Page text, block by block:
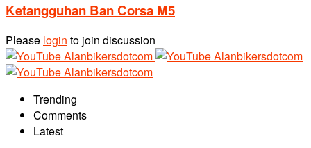
Ketangguhan Ban Corsa M5
Please login to join discussion
Trending
Comments
Latest